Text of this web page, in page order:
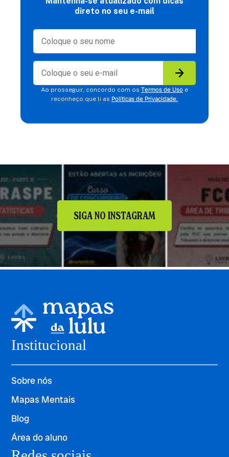
direto no seu e-mail
Ao prosseguir, concordo com os Termos de Uso e
reconheço que li as Políticas de Privacidade.
SIGA NO INSTAGRAM
Institucional
Sobre nós
Mapas Mentais
Blog
Área do aluno